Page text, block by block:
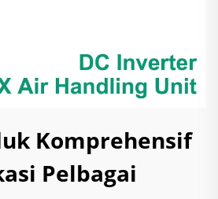
Komprehensif
Pelbagai